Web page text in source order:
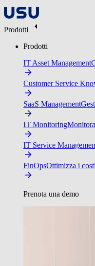
Prodotti
Prodotti
IT Asset Management
Customer Service
SaaS Management
IT Monitoring
IT Service
FinOpsOttimizza i
Prenota una demo